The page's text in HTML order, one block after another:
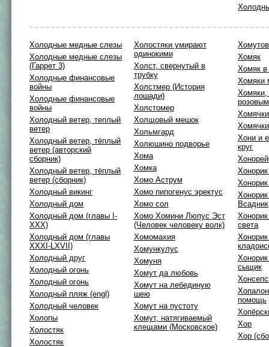
Холодные медные слезы
Холодные медные слезы
(Гаррет 3)
Холодные финансовые
войны
Холодные финансовые
войны
Холодный ветер, теплый
ветер
Холодный ветер, тёплый
ветер (авторский
сборник)
Холодный ветер, тёплый
ветер (сборник)
Холодный викинг
Холодный дом
Холодный дом (главы I-
XXX)
Холодный дом (главы
XXXI-LXVII)
Холодный друг
Холодный огонь
Холодный огонь
Холодный пляж (engl)
Холодный человек
Холопы
Холостяк
Холостяк
Холостяки умирают
одинокими
Холст, свернутый в
трубку
Холстмер (История
лошади)
Холстомер
Холщовый мешок
Хольмгард
Холюшино подворье
Хома
Хомка
Хомо Аструм
Хомо пипогенус эректус
Хомо сол
Хомо Хомини Люпус Эст
(Человек человеку волк)
Хомомахия
Хомункулус
Хомуня
Хомут да любовь
Хомут на лебединую
шею
Хомут на пустоту
Хомут, натягиваемый
клещами (Московское)
Хомяк
Хомяк в
Хомяки
Хомячки
Хони и
круг
Всадник
света
сыщик
помощь
Хор
Хор